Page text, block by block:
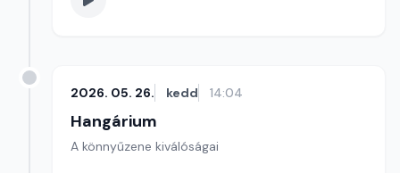
2026. 05. 26. kedd 14:04
Hangárium
A könnyűzene kiválóságai